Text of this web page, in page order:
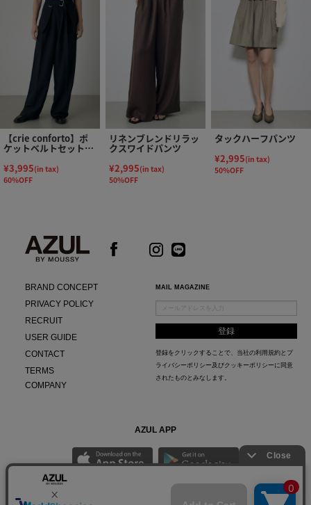
【crie conforto】ポ
ケットベルトセットワ
イドパンツ
¥3,995(in tax)
60%OFF
リネンブレンドリラッ
クスワイドパンツ
¥2,995(in tax)
50%OFF
タックハーフパンツ
¥2,995(in tax)
50%OFF
BRAND CONCEPT
PRIVACY POLICY
RECRUIT
USER GUIDE
CONTACT
TERMS
COMPANY
MAIL MAGAZINE
登録をクリックすることで、当社の利用規約と プ
ライバシーポリシー及びクッキーポリシー に同意
されたものとみなします。
AZUL APP
最新ニュースやスタイリング紹介までAZUL BY MOUSSYのお得な情報がいち早くチェック